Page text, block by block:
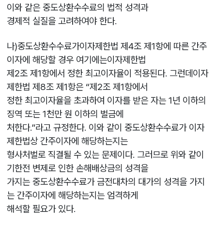
이와 같은 중도상환수수료의 법적 성격과
경제적 실질을 고려하여야 한다.
나)중도상환수수료가이자제한법 제4조 제1항에 따른 간주
이자에 해당할 경우 여기에는이자제한법
제2조 제1항에서 정한 최고이자율이 적용된다. 그런데이자
제한법 제8조 제1항은 “제2조 제1항에서
정한 최고이자율을 초과하여 이자를 받은 자는 1년 이하의
징역 또는 1천만 원 이하의 벌금에
처한다.”라고 규정한다. 이와 같이 중도상환수수료가 이자
제한법상 간주이자에 해당하는지는
형사처벌로 직결될 수 있는 문제이다. 그러므로 위와 같이
기한전 변제로 인한 손해배상금의 성격을
가지는 중도상환수수료가 금전대차의 대가의 성격을 가지
는 간주이자에 해당하는지는 엄격하게
해석할 필요가 있다.